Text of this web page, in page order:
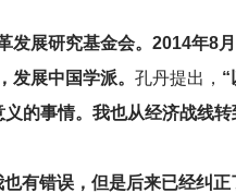
展研究基金会。2014年8
展中国学派。 孔丹提出， “
的事情。我也从经济战线转
有错误，但是后来已经纠